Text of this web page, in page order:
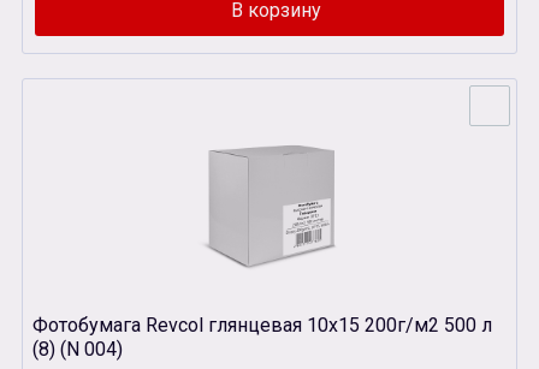
Фотобумага Revcol глянцевая 10х15 200г/м2 500 л
(8) (N 004)